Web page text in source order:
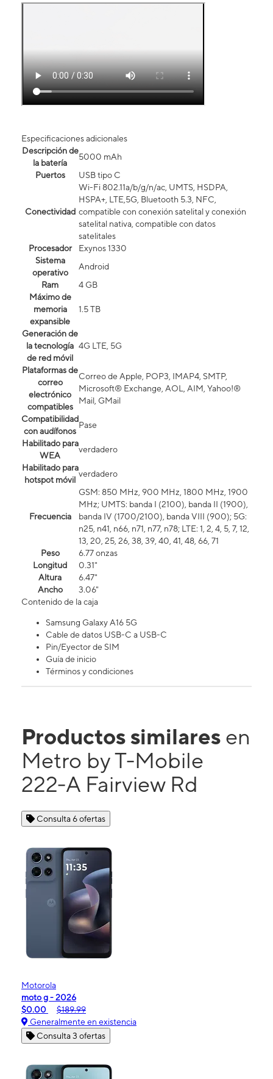
Especificaciones adicionales
Descripción de
la batería
5000 mAh
Puertos
USB tipo C
Conectividad
Wi-Fi 802.11a/b/g/n/ac, UMTS, HSDPA,
HSPA+, LTE,5G, Bluetooth 5.3, NFC,
compatible con conexión satelital y conexión
satelital nativa, compatible con datos
satelitales
Procesador
Exynos 1330
Sistema
operativo
Android
Ram
4 GB
Máximo de
memoria
expansible
1.5 TB
Generación de
la tecnología
de red móvil
4G LTE, 5G
Plataformas de
correo
electrónico
compatibles
Correo de Apple, POP3, IMAP4, SMTP,
Microsoft® Exchange, AOL, AIM, Yahoo!®
Mail, GMail
Compatibilidad
con audífonos
Pase
Habilitado para
WEA
verdadero
Habilitado para
hotspot móvil
verdadero
Frecuencia
GSM: 850 MHz, 900 MHz, 1800 MHz, 1900
MHz; UMTS: banda I (2100), banda II (1900),
banda IV (1700/2100), banda VIII (900); 5G:
n25, n41, n66, n71, n77, n78; LTE: 1, 2, 4, 5, 7, 12,
13, 20, 25, 26, 38, 39, 40, 41, 48, 66, 71
Peso
6.77 onzas
Longitud
0.31"
Altura
6.47"
Ancho
3.06"
Contenido de la caja
Samsung Galaxy A16 5G
Cable de datos USB-C a USB-C
Pin/Eyector de SIM
Guía de inicio
Términos y condiciones
Productos similares en
Metro by T-Mobile
222-A Fairview Rd
Consulta 6 ofertas
Motorola
moto g - 2026
$0.00
$189.99
Generalmente en existencia
Consulta 3 ofertas